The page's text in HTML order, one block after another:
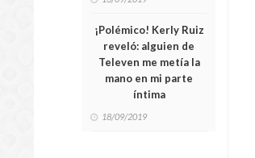
¡Polémico! Kerly Ruiz
reveló: alguien de
Televen me metía la
mano en mi parte
íntima
18/09/2019